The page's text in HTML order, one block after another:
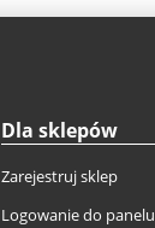
Dla sklepów
Zarejestruj sklep
Logowanie do panelu